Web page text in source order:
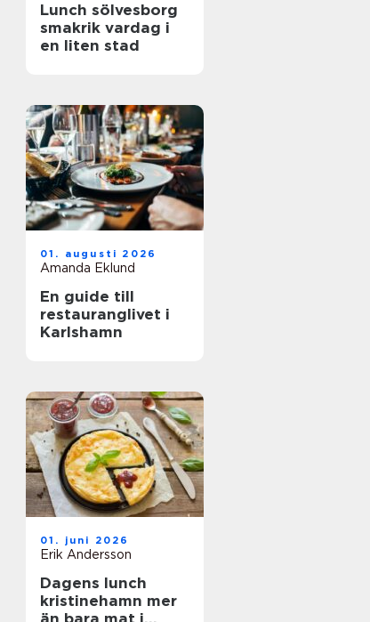
Lunch sölvesborg
smakrik vardag i
en liten stad
01. augusti 2026
Amanda Eklund
En guide till
restauranglivet i
Karlshamn
01. juni 2026
Erik Andersson
Dagens lunch
kristinehamn mer
än bara mat i